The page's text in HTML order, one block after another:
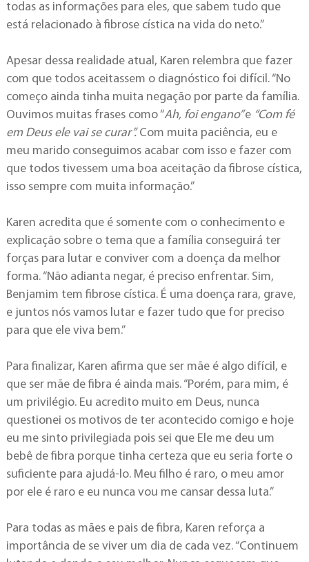
todas as informações para eles, que sabem tudo que
está relacionado à fibrose cística na vida do neto.”
Apesar dessa realidade atual, Karen relembra que fazer
com que todos aceitassem o diagnóstico foi difícil. “No
começo ainda tinha muita negação por parte da família.
Ouvimos muitas frases como “Ah, foi engano”e “Com fé
em Deus ele vai se curar”.Com muita paciência, eu e
meu marido conseguimos acabar com isso e fazer com
que todos tivessem uma boa aceitação da fibrose cística,
isso sempre com muita informação.”
Karen acredita que é somente com o conhecimento e
explicação sobre o tema que a família conseguirá ter
forças para lutar e conviver com a doença da melhor
forma. “Não adianta negar, é preciso enfrentar. Sim,
Benjamim tem fibrose cística. É uma doença rara, grave,
e juntos nós vamos lutar e fazer tudo que for preciso
para que ele viva bem.”
Para finalizar, Karen afirma que ser mãe é algo difícil, e
que ser mãe de fibra é ainda mais. “Porém, para mim, é
um privilégio. Eu acredito muito em Deus, nunca
questionei os motivos de ter acontecido comigo e hoje
eu me sinto privilegiada pois sei que Ele me deu um
bebê de fibra porque tinha certeza que eu seria forte o
suficiente para ajudá-lo. Meu filho é raro, o meu amor
por ele é raro e eu nunca vou me cansar dessa luta.”
Para todas as mães e pais de fibra, Karen reforça a
importância de se viver um dia de cada vez. “Continuem